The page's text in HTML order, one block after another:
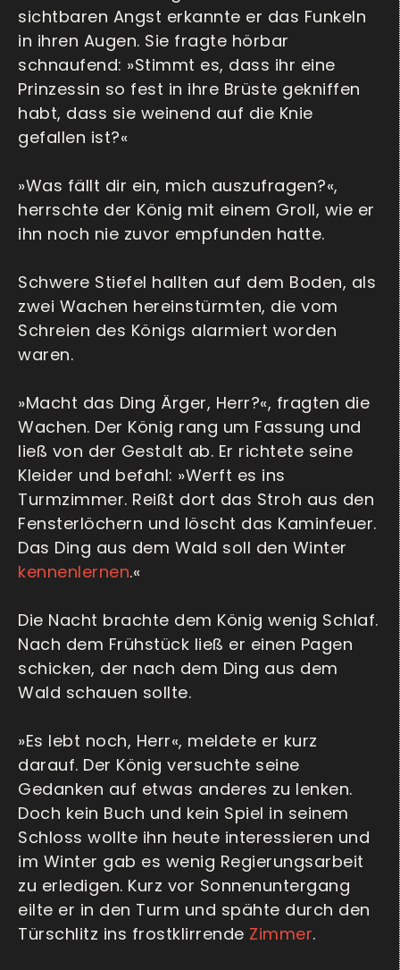
sichtbaren Angst erkannte er das Funkeln
in ihren Augen. Sie fragte hörbar
schnaufend: »Stimmt es, dass ihr eine
Prinzessin so fest in ihre Brüste gekniffen
habt, dass sie weinend auf die Knie
gefallen ist?«
»Was fällt dir ein, mich auszufragen?«,
herrschte der König mit einem Groll, wie er
ihn noch nie zuvor empfunden hatte.
Schwere Stiefel hallten auf dem Boden, als
zwei Wachen hereinstürmten, die vom
Schreien des Königs alarmiert worden
waren.
»Macht das Ding Ärger, Herr?«, fragten die
Wachen. Der König rang um Fassung und
ließ von der Gestalt ab. Er richtete seine
Kleider und befahl: »Werft es ins
Turmzimmer. Reißt dort das Stroh aus den
Fensterlöchern und löscht das Kaminfeuer.
Das Ding aus dem Wald soll den Winter
kennenlernen.«
Die Nacht brachte dem König wenig Schlaf.
Nach dem Frühstück ließ er einen Pagen
schicken, der nach dem Ding aus dem
Wald schauen sollte.
»Es lebt noch, Herr«, meldete er kurz
darauf. Der König versuchte seine
Gedanken auf etwas anderes zu lenken.
Doch kein Buch und kein Spiel in seinem
Schloss wollte ihn heute interessieren und
im Winter gab es wenig Regierungsarbeit
zu erledigen. Kurz vor Sonnenuntergang
eilte er in den Turm und spähte durch den
Türschlitz ins frostklirrende Zimmer.